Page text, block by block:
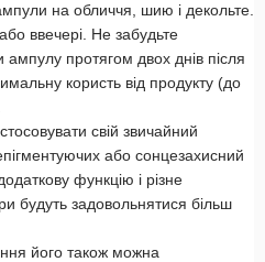
на обличчя, шию і декольте.
ввечері. Не забудьте
протягом двох днів після
користь від продукту (до
свій звичайний
або сонцезахисний
функцію і різне
будуть задовольнятися більш
його також можна